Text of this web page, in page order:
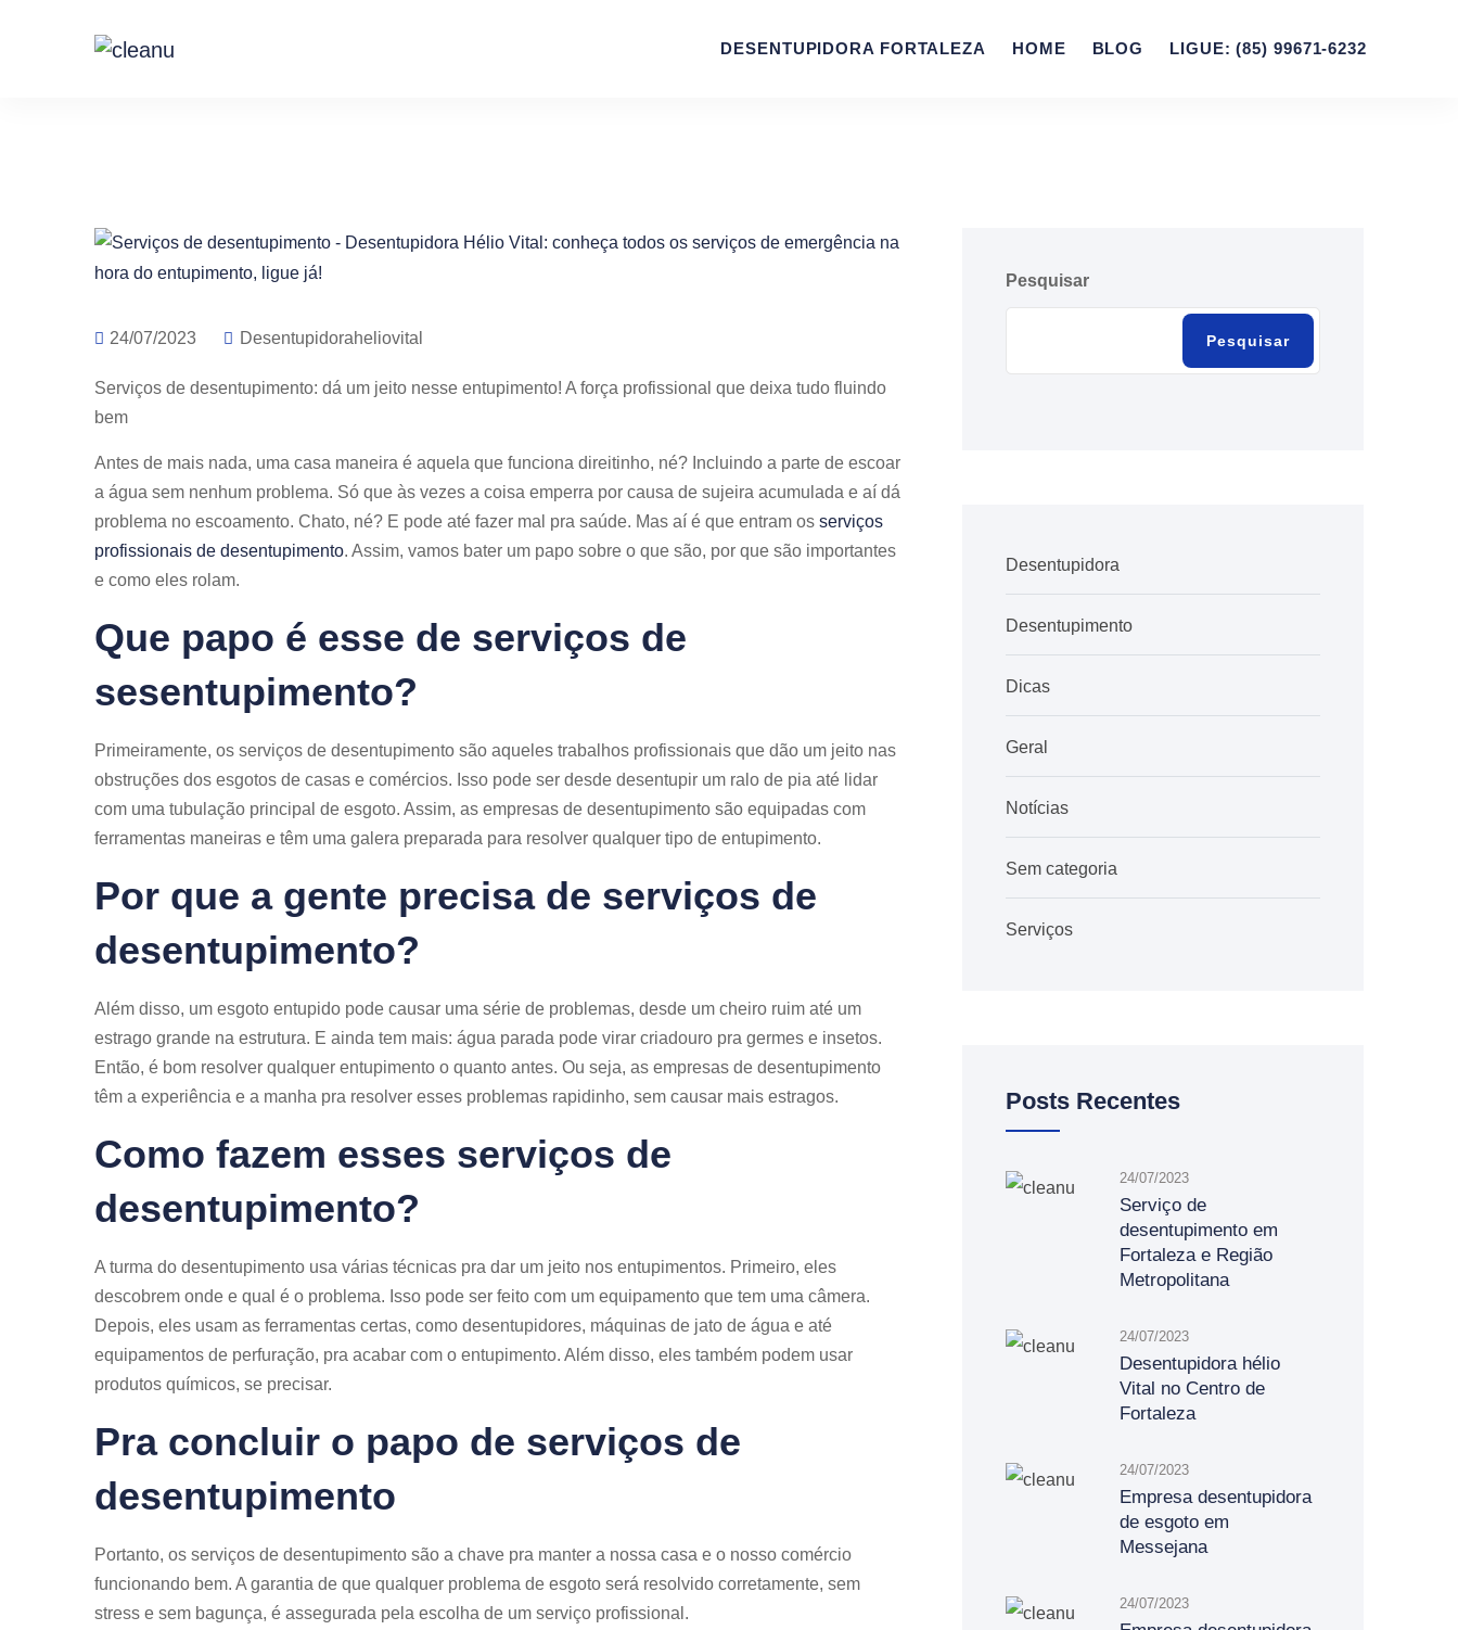
DESENTUPIDORA FORTALEZA HOME BLOG LIGUE: (85) 99671-6232
24/07/2023 Desentupidoraheliovital
Serviços de desentupimento: dá um jeito nesse entupimento! A força profissional que deixa tudo fluindo
bem
Antes de mais nada, uma casa maneira é aquela que funciona direitinho, né? Incluindo a parte de escoar
a água sem nenhum problema. Só que às vezes a coisa emperra por causa de sujeira acumulada e aí dá
problema no escoamento. Chato, né? E pode até fazer mal pra saúde. Mas aí é que entram os serviços
profissionais de desentupimento. Assim, vamos bater um papo sobre o que são, por que são importantes
e como eles rolam.
Que papo é esse de serviços de
sesentupimento?
Primeiramente, os serviços de desentupimento são aqueles trabalhos profissionais que dão um jeito nas
obstruções dos esgotos de casas e comércios. Isso pode ser desde desentupir um ralo de pia até lidar
com uma tubulação principal de esgoto. Assim, as empresas de desentupimento são equipadas com
ferramentas maneiras e têm uma galera preparada para resolver qualquer tipo de entupimento.
Por que a gente precisa de serviços de
desentupimento?
Além disso, um esgoto entupido pode causar uma série de problemas, desde um cheiro ruim até um
estrago grande na estrutura. E ainda tem mais: água parada pode virar criadouro pra germes e insetos.
Então, é bom resolver qualquer entupimento o quanto antes. Ou seja, as empresas de desentupimento
têm a experiência e a manha pra resolver esses problemas rapidinho, sem causar mais estragos.
Como fazem esses serviços de
desentupimento?
A turma do desentupimento usa várias técnicas pra dar um jeito nos entupimentos. Primeiro, eles
descobrem onde e qual é o problema. Isso pode ser feito com um equipamento que tem uma câmera.
Depois, eles usam as ferramentas certas, como desentupidores, máquinas de jato de água e até
equipamentos de perfuração, pra acabar com o entupimento. Além disso, eles também podem usar
produtos químicos, se precisar.
Pra concluir o papo de serviços de
desentupimento
Portanto, os serviços de desentupimento são a chave pra manter a nossa casa e o nosso comércio
funcionando bem. A garantia de que qualquer problema de esgoto será resolvido corretamente, sem
stress e sem bagunça, é assegurada pela escolha de um serviço profissional.
Pesquisar
Pesquisar
Desentupidora
Desentupimento
Dicas
Geral
Notícias
Sem categoria
Serviços
Posts Recentes
24/07/2023
Serviço de
desentupimento em
Fortaleza e Região
Metropolitana
24/07/2023
Desentupidora hélio
Vital no Centro de
Fortaleza
24/07/2023
Empresa desentupidora
de esgoto em
Messejana
24/07/2023